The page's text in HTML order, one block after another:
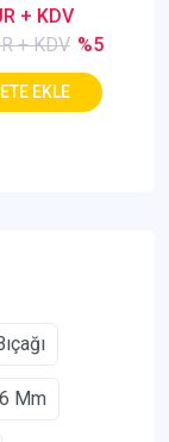
+ KDV %5
+ KDV
6 Mm